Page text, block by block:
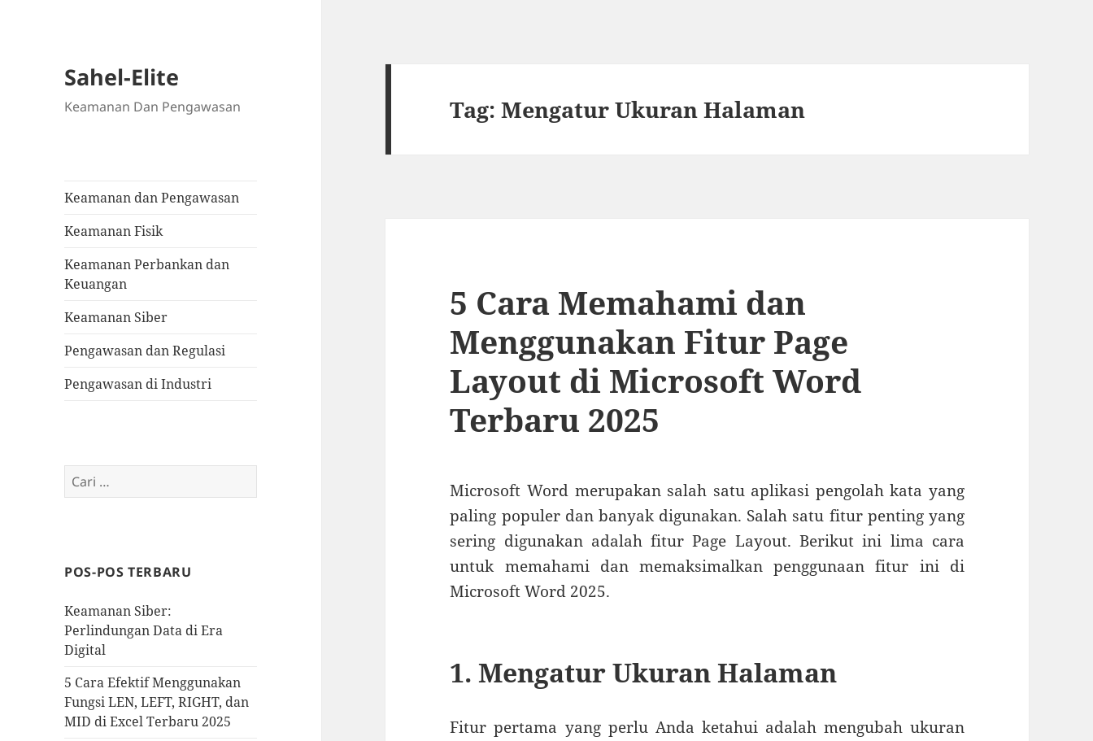
Sahel-Elite
Keamanan Dan Pengawasan
Keamanan dan Pengawasan
Keamanan Fisik
Keamanan Perbankan dan
Keuangan
Keamanan Siber
Pengawasan dan Regulasi
Pengawasan di Industri
Cari
untuk:
POS-POS TERBARU
Keamanan Siber:
Perlindungan Data di Era
Digital
5 Cara Efektif Menggunakan
Fungsi LEN, LEFT, RIGHT, dan
MID di Excel Terbaru 2025
Tag:Mengatur Ukuran Halaman
5 Cara Memahami dan
Menggunakan Fitur Page
Layout di Microsoft Word
Terbaru 2025
Microsoft Word merupakan salah satu aplikasi pengolah kata yang
paling populer dan banyak digunakan. Salah satu fitur penting yang
sering digunakan adalah fitur Page Layout. Berikut ini lima cara
untuk memahami dan memaksimalkan penggunaan fitur ini di
Microsoft Word 2025.
1. Mengatur Ukuran Halaman
Fitur pertama yang perlu Anda ketahui adalah mengubah ukuran